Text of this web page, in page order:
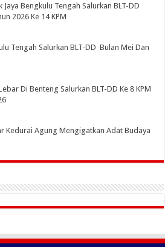
Bengkulu Tengah Salurkan BLT-DD
2026 Ke 14 KPM
Tengah Salurkan BLT-DD Bulan Mei Dan
Di Benteng Salurkan BLT-DD Ke 8 KPM
Kedurai Agung Mengigatkan Adat Budaya